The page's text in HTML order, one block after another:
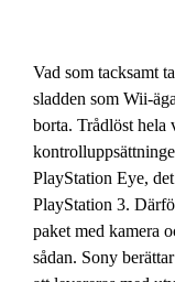
Vad som tacksamt
sladden som Wii-
borta. Trådlöst hela
PlayStation Eye,
PlayStation 3.
paket med kamera
sådan. Sony